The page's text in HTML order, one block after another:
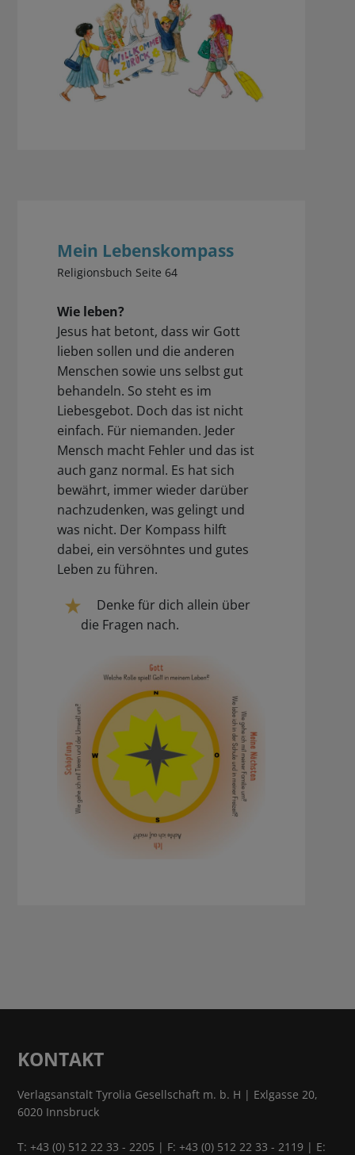
Mein Lebenskompass
Religionsbuch Seite 64
Wie leben?
Jesus hat betont, dass wir Gott
lieben sollen und die anderen
Menschen sowie uns selbst gut
behandeln. So steht es im
Liebesgebot. Doch das ist nicht
einfach. Für niemanden. Jeder
Mensch macht Fehler und das ist
auch ganz normal. Es hat sich
bewährt, immer wieder darüber
nachzudenken, was gelingt und
was nicht. Der Kompass hilft
dabei, ein versöhntes und gutes
Leben zu führen.
Denke für dich allein über
die Fragen nach.
KONTAKT
Verlagsanstalt Tyrolia Gesellschaft m. b. H | Exlgasse 20,
6020 Innsbruck
T:+43 (0) 512 22 33 - 2205 | F: +43 (0) 512 22 33 - 2119 | E: